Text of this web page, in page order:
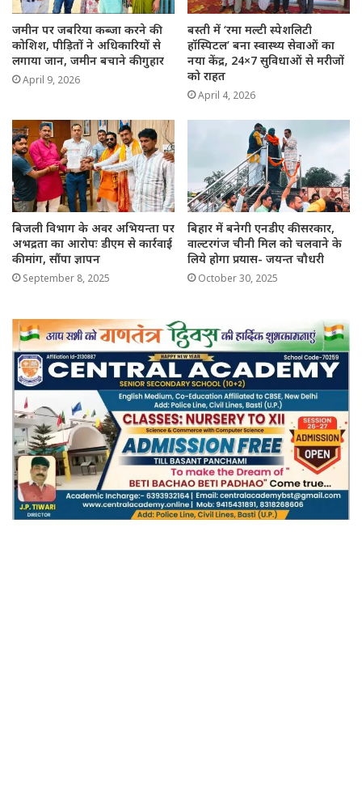
जमीन पर जबरिया कब्जा करने की
कोशिश, पीड़ितों ने अधिकारियों से
लगाया जान, जमीन बचाने की गुहार
April 9, 2026
बस्ती में ‘रमा मल्टी स्पेशलिटी
हॉस्पिटल’ बना स्वास्थ्य सेवाओं का
नया केंद्र, 24×7 सुविधाओं से मरीजों
को राहत
April 4, 2026
बिजली विभाग के अवर अभियन्ता पर
अभद्रता का आरोपः डीएम से कार्रवाई
की मांग, सौंपा ज्ञापन
September 8, 2025
बिहार में बनेगी एनडीए की सरकार,
वाल्टरगंज चीनी मिल को चलवाने के
लिये होगा प्रयास- जयन्त चौधरी
October 30, 2025